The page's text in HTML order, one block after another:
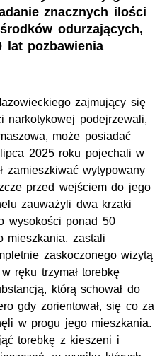
znacznych ilości
odurzających,
lat pozbawienia
zajmujący się
narkotykowej podejrzewali,
może posiadać
2025 roku pojechali w
zamieszkiwać wytypowany
przed wejściem do jego
zauważyli dwa krzaki
wysokości ponad 50
mieszkania, zastali
zaskoczonego wizytą
ręku trzymał torebkę
którą schował do
gdy zorientował, się co za
w progu jego mieszkania.
torebkę z kieszeni i